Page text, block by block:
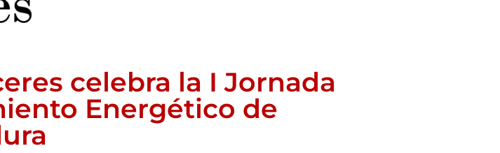
celebra la I Jornada
Energético de